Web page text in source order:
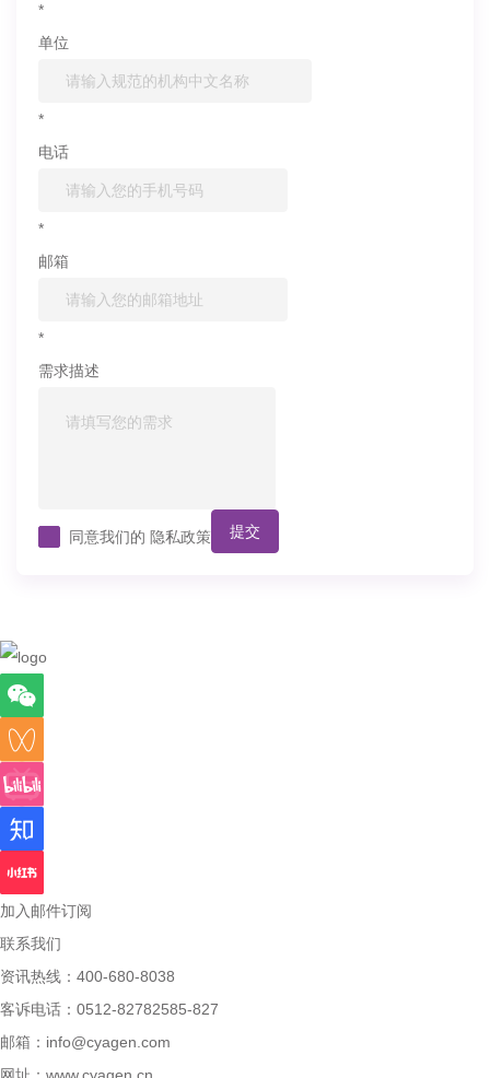
*
单位
*
电话
*
邮箱
*
需求描述
同意我们的 隐私政策 提交
加入邮件订阅
联系我们
资讯热线：400-680-8038
客诉电话：0512-82782585-827
邮箱： info@cyagen.com